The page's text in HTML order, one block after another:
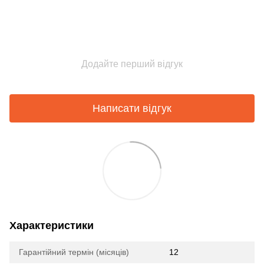
Додайте перший відгук
Написати відгук
Характеристики
Гарантійний термін (місяців) 12